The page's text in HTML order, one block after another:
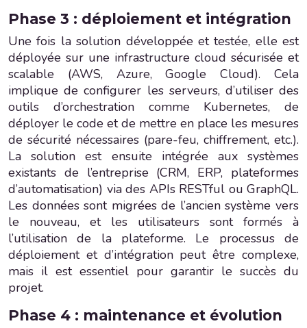
Phase 3 : déploiement et intégration
Une fois la solution développée et testée, elle est
déployée sur une infrastructure cloud sécurisée et
scalable (AWS, Azure, Google Cloud). Cela
implique de configurer les serveurs, d’utiliser des
outils d’orchestration comme Kubernetes, de
déployer le code et de mettre en place les mesures
de sécurité nécessaires (pare-feu, chiffrement, etc.).
La solution est ensuite intégrée aux systèmes
existants de l’entreprise (CRM, ERP, plateformes
d’automatisation) via des APIs RESTful ou GraphQL.
Les données sont migrées de l’ancien système vers
le nouveau, et les utilisateurs sont formés à
l’utilisation de la plateforme. Le processus de
déploiement et d’intégration peut être complexe,
mais il est essentiel pour garantir le succès du
projet.
Phase 4 : maintenance et évolution